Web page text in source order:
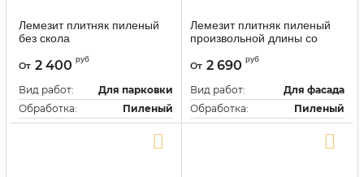
Лемезит плитняк пиленый
без скола
От 2 400 руб
Вид работ:
Для парковки
Обработка:
Пиленый
Прочность, МПа:
45-200
Лемезит плитняк пиленый
произвольной длины со
Артикул: 1052
От 2 690 руб
Вид работ:
Для фасада
Обработка:
Пиленый
Прочность, МПа:
45-200